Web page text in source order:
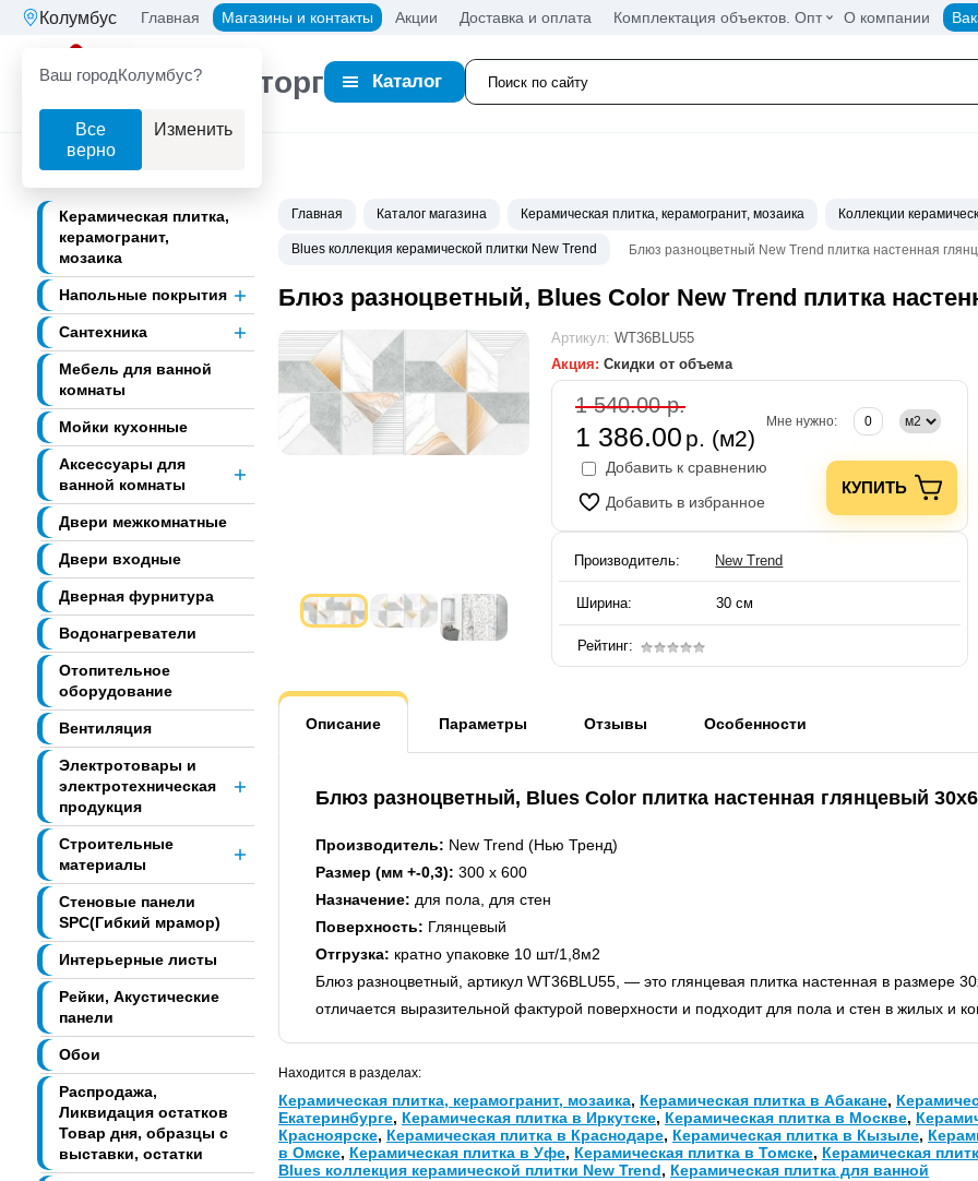
Колумбус
Ваш городКолумбус?
Все
верно
Изменить
Главная Магазины и контакты Акции Доставка и оплата Комплектация объектов. Опт О компании
Партнерторг Каталог
Керамическая плитка,
керамогранит,
мозаика
Напольные покрытия
Сантехника
Мебель для ванной
комнаты
Мойки кухонные
Аксессуары для
ванной комнаты
Двери межкомнатные
Двери входные
Дверная фурнитура
Водонагреватели
Отопительное
оборудование
Вентиляция
Электротовары и
электротехническая
продукция
Строительные
материалы
Стеновые панели
SPC(Гибкий мрамор)
Интерьерные листы
Рейки, Акустические
панели
Обои
Распродажа,
Ликвидация остатков
Товар дня, образцы с
выставки, остатки
Главная Каталог магазина Керамическая плитка, керамогранит, мозаика Коллекции
Blues коллекция керамической плитки New Trend Блюз разноцветный New Trend плитка настенная
Блюз разноцветный, Blues Color New Trend плитка
Артикул: WT36BLU55
Акция: Скидки от объема
1 540.00 р.
1 386.00 р. (м2)
Мне нужно:
Добавить к сравнению
Добавить в избранное
КУПИТЬ
Производитель: New Trend
Ширина: 30 см
Рейтинг:
Описание Параметры Отзывы Особенности
Блюз разноцветный, Blues Color плитка настенная глянцевый
Производитель: New Trend (Нью Тренд)
Размер (мм +-0,3): 300 x 600
Назначение: для пола, для стен
Поверхность: Глянцевый
Отгрузка: кратно упаковке 10 шт/1,8м2
Блюз разноцветный, артикул WT36BLU55, — это глянцевая плитка настенная в размере
отличается выразительной фактурой поверхности и подходит для пола и стен в жилых и
Находится в разделах:
Керамическая плитка, керамогранит, мозаика, Керамическая плитка в Абакане,
Екатеринбурге, Керамическая плитка в Иркутске, Керамическая плитка в Москве,
Красноярске, Керамическая плитка в Краснодаре, Керамическая плитка в Кызыле,
в Омске, Керамическая плитка в Уфе, Керамическая плитка в Томске, Керамическая
Blues коллекция керамической плитки New Trend, Керамическая плитка для ванной